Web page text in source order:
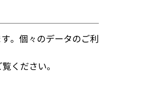
。個々のデータのご利
ください。